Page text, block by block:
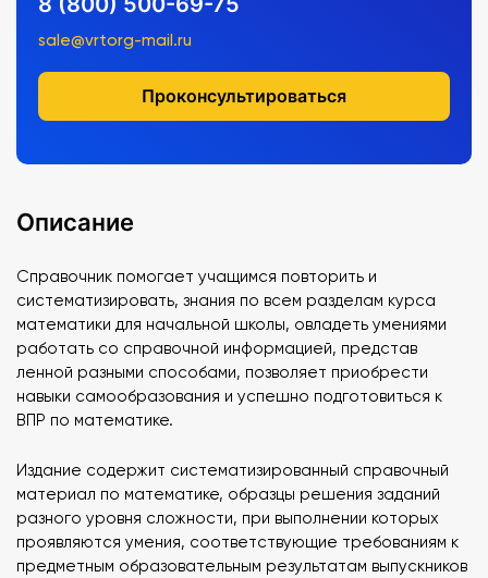
sale@vrtorg-mail.ru
Проконсультироваться
Описание
Справочник помогает учащимся повторить и
систематизировать, знания по всем разделам курса
математики для начальной школы, овладеть умениями
работать со справочной информацией, представ
ленной разными способами, позволяет приобрести
навыки самообразования и успешно подготовиться к
ВПР по математике.
Издание содержит систематизированный справочный
материал по математике, образцы решения заданий
разного уровня сложности, при выполнении которых
проявляются умения, соответствующие требованиям к
предметным образовательным результатам выпускников